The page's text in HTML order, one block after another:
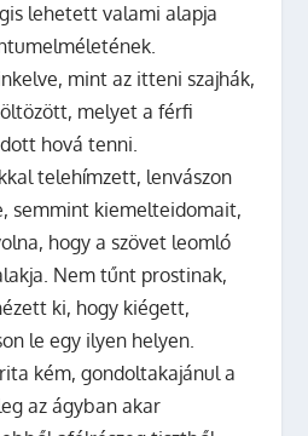
lehetett valami alapja
mint az itteni szajhák,
melyet a férfi
hová tenni.
telehímzett, lenvászon
semmint kiemelteidomait,
hogy a szövet leomló
Nem tűnt prostinak,
ki, hogy kiégett,
le egy ilyen helyen.
kém, gondoltakajánul a
az ágyban akar